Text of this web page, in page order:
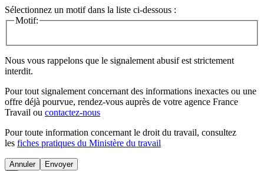
Sélectionnez un motif dans la liste ci-dessous :
Motif:
Nous vous rappelons que le signalement abusif est strictement
interdit.
Pour tout signalement concernant des informations inexactes ou une
offre déjà pourvue, rendez-vous auprès de votre agence France
Travail ou contactez-nous
Pour toute information concernant le droit du travail, consultez
les fiches pratiques du Ministère du travail
Annuler